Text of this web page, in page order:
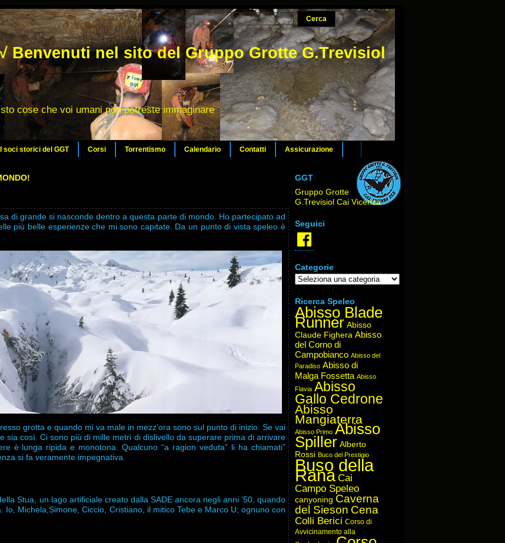
Benvenuti nel sito del Gruppo Grotte G.Trevisiol
cose che voi umani non potreste immaginare
I soci storici del GGT Corsi Torrentismo Calendario Contatti Assicurazione
di grande si nasconde dentro a questa parte di mondo. Ho partecipato ad
più belle esperienze che mi sono capitate. Da un punto di vista speleo è
grotta e quando mi va male in mezz’ora sono sul punto di inizio. Se vai
così. Ci sono più di mille metri di dislivello da superare prima di arrivare
è lunga ripida e monotona. Qualcuno “a ragion veduta” li ha chiamati”
si fa veramente impegnativa.
Stua, un lago artificiale creato dalla SADE ancora negli anni ’50, quando
Michela,Simone, Ciccio, Cristiano, il mitico Tebe e Marco U; ognuno con
GGT
Gruppo Grotte
G.Trevisiol Cai Vicenza
Seguici
Facebook
Categorie
Categorie
Ricerca Speleo
Abisso Blade
Runner Abisso
Claude Fighera Abisso
del Corno di
Campobianco Abisso del
Paradiso Abisso di
Malga Fossetta Abisso
Flavia Abisso
Gallo Cedrone
Abisso
Mangiaterra
Abisso Primo Abisso
Spiller Alberto
Rossi Buco del Prestigio
Buso della
Rana Cai
Campo Speleo
canyoning Caverna
del Sieson Cena
Colli Berici Corso di
Avvicinamento alla